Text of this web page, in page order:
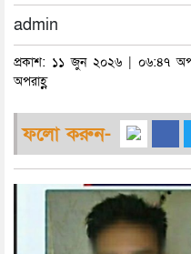
admin
প্রকাশ: ১১ জুন ২০২৬ | ০৬:৪৭
অপরাহ্ণ
ফলো করুন-